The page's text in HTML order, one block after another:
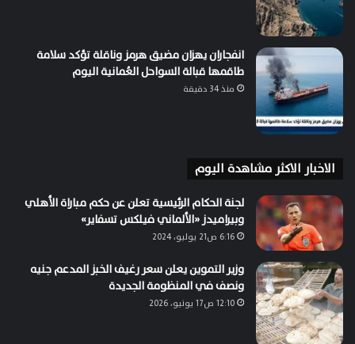
انفجاران يهزان مضيق هرمز وناقلة تؤكد سلامة
طاقمها قبالة السواحل العُمانية اليوم
منذ 34 دقيقة
الاخبار الاكثر مشاهدة اليوم
لجنة الحكام الرئيسية تعلن عن حكم مباراة الأهلي
وبيراميدز «الألماني فيلكس تسفاير»
6:16 ص21 يوليو، 2024
وزير التموين يعلن سعر رغيف الخبز المدعم جنيه
ونصف في المنظومة الجديدة
12:10 ص17 يونيو، 2026